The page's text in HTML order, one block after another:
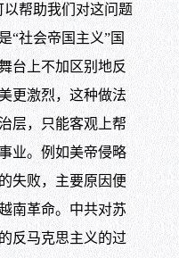
帮助我们对这问题
“社会帝国主义”国
台上不加区别地反
更激烈，这种做法
层，只能客观上帮
业。例如美帝侵略
失败，主要原因便
南革命。中共对苏
反马克思主义的过